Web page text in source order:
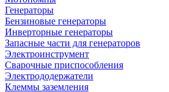
Генераторы
Бензиновые генераторы
Инверторные генераторы
Запасные части для генераторов
Электроинструмент
Сварочные приспособления
Электрододержатели
Клеммы заземления